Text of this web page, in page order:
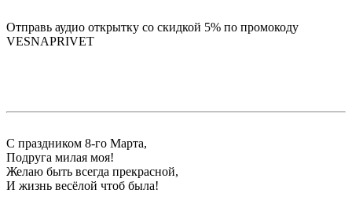
Отправь аудио открытку со скидкой 5% по промокоду
VESNAPRIVET
С праздником 8-го Марта,
Подруга милая моя!
Желаю быть всегда прекрасной,
И жизнь весёлой чтоб была!